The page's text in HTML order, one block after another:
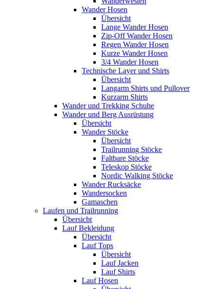
Wander Hosen
Übersicht
Lange Wander Hosen
Zip-Off Wander Hosen
Regen Wander Hosen
Kurze Wander Hosen
3/4 Wander Hosen
Technische Layer und Shirts
Übersicht
Langarm Shirts und Pullover
Kurzarm Shirts
Wander und Trekking Schuhe
Wander und Berg Ausrüstung
Übersicht
Wander Stöcke
Übersicht
Trailrunning Stöcke
Faltbare Stöcke
Teleskop Stöcke
Nordic Walking Stöcke
Wander Rucksäcke
Wandersocken
Gamaschen
Laufen und Trailrunning
Übersicht
Lauf Bekleidung
Übersicht
Lauf Tops
Übersicht
Lauf Jacken
Lauf Shirts
Lauf Hosen